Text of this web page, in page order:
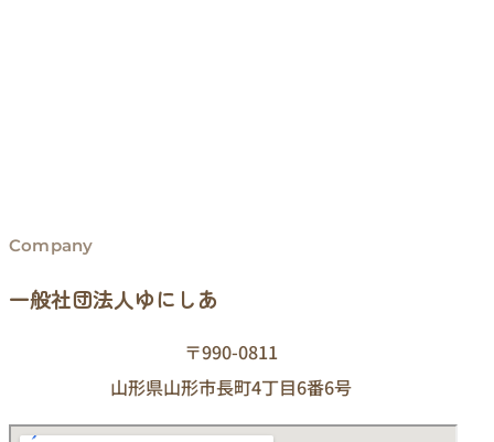
Company
一般社団法人ゆにしあ
〒990-0811
山形県山形市長町4丁目6番6号